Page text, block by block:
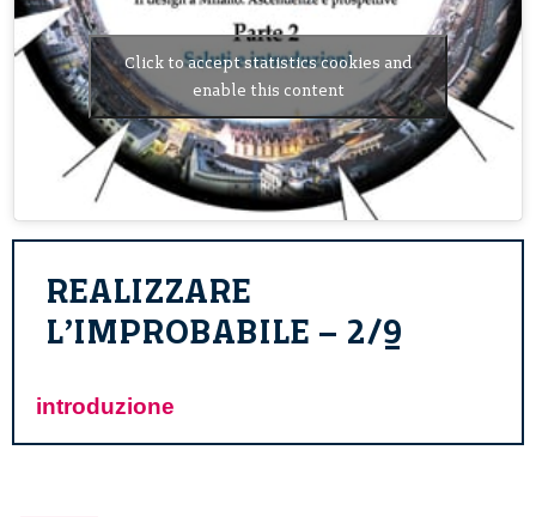
Click to accept statistics cookies and
enable this content
REALIZZARE
L’IMPROBABILE – 2/9
introduzione